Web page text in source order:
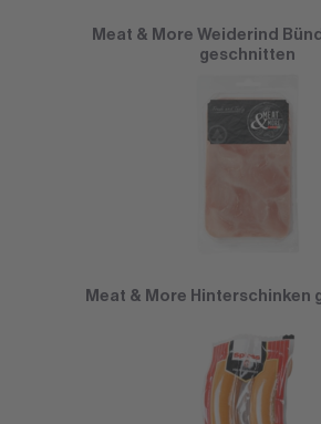
Meat & More Weiderind
geschnitten
Meat & More Hinterschinken